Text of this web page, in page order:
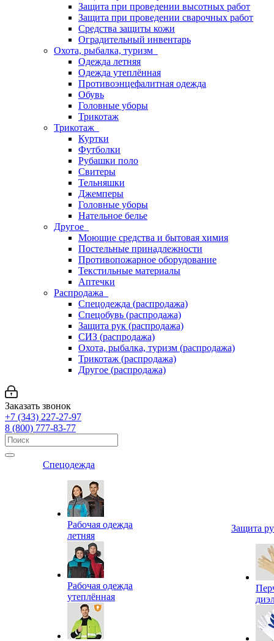
Защита при проведении высотных работ
Защита при проведении сварочных работ
Средства защиты кожи
Оградительный инвентарь
Охота, рыбалка, туризм
Одежда летняя
Одежда утеплённая
Противоэнцефалитная одежда
Обувь
Головные уборы
Трикотаж
Трикотаж
Куртки
Футболки
Рубашки поло
Свитеры
Тельняшки
Джемперы
Головные уборы
Нательное белье
Другое
Моющие средства и бытовая химия
Постельные принадлежности
Противопожарное оборудование
Текстильные материалы
Аптечки
Распродажа
Спецодежда (распродажа)
Спецобувь (распродажа)
Защита рук (распродажа)
СИЗ (распродажа)
Охота, рыбалка, туризм (распродажа)
Трикотаж (распродажа)
Другое (распродажа)
Заказать звонок
+7 (343) 227-27-97
8 (800) 777-83-77
Спецодежда
Рабочая одежда
летняя
Рабочая одежда
утеплённая
Защита